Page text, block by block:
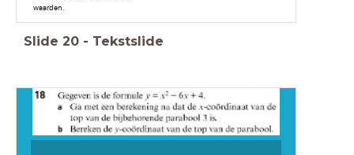
waarden.
Slide 20 - Tekstslide